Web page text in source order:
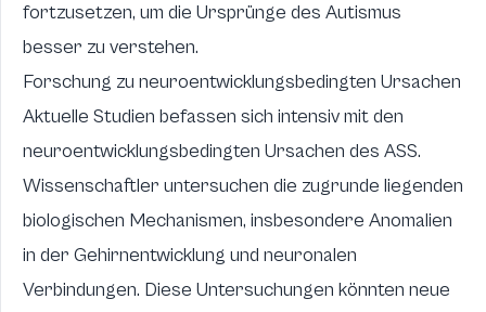
fortzusetzen, um die Ursprünge des Autismus
besser zu verstehen.
Forschung zu neuroentwicklungsbedingten Ursachen
Aktuelle Studien befassen sich intensiv mit den
neuroentwicklungsbedingten Ursachen des ASS.
Wissenschaftler untersuchen die zugrunde liegenden
biologischen Mechanismen, insbesondere Anomalien
in der Gehirnentwicklung und neuronalen
Verbindungen. Diese Untersuchungen könnten neue